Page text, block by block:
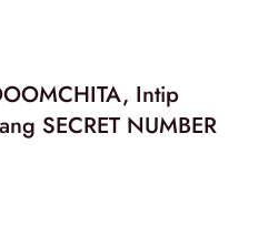
Intip
SECRET NUMBER